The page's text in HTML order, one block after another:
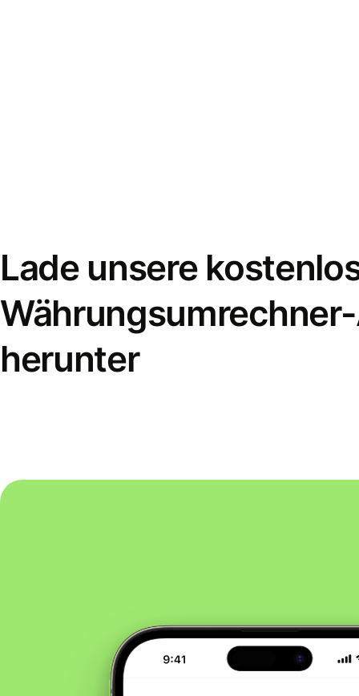
Lade unsere
herunter